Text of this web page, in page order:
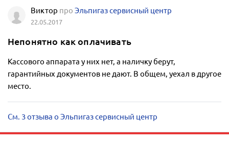
Виктор проЭльпигаз сервисный центр
22.05.2017
Непонятно как оплачивать
Кассового аппарата у них нет, а наличку берут,
гарантийных документов не дают. В общем, уехал в другое
место.
См. 3 отзыва о Эльпигаз сервисный центр